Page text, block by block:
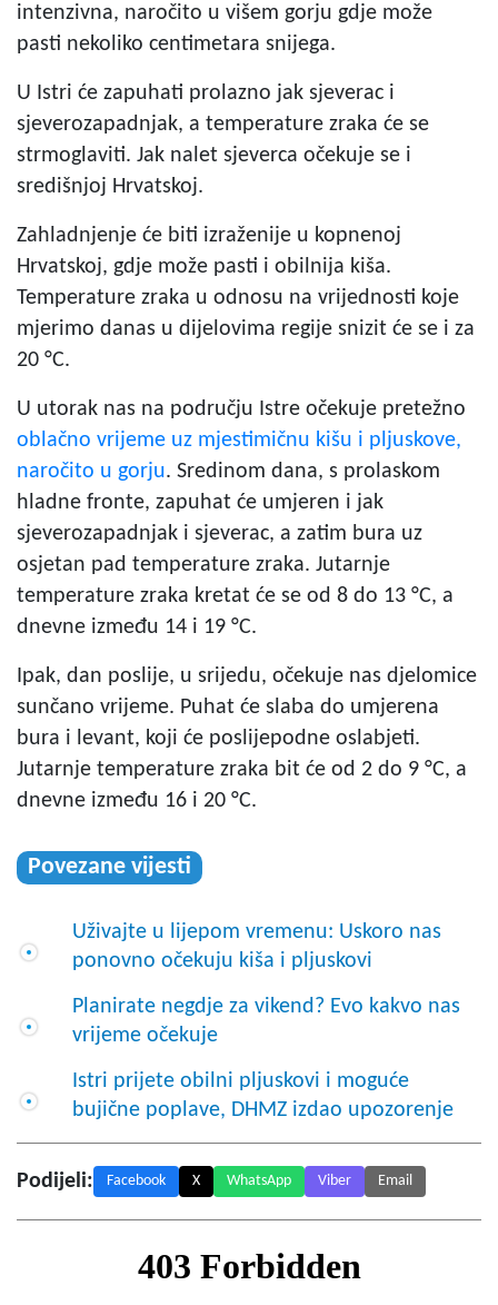
intenzivna, naročito u višem gorju gdje može
pasti nekoliko centimetara snijega.
U Istri će zapuhati prolazno jak sjeverac i
sjeverozapadnjak, a temperature zraka će se
strmoglaviti. Jak nalet sjeverca očekuje se i
središnjoj Hrvatskoj.
Zahladnjenje će biti izraženije u kopnenoj
Hrvatskoj, gdje može pasti i obilnija kiša.
Temperature zraka u odnosu na vrijednosti koje
mjerimo danas u dijelovima regije snizit će se i za
20 °C.
U utorak nas na području Istre očekuje pretežno
oblačno vrijeme uz mjestimičnu kišu i pljuskove,
naročito u gorju. Sredinom dana, s prolaskom
hladne fronte, zapuhat će umjeren i jak
sjeverozapadnjak i sjeverac, a zatim bura uz
osjetan pad temperature zraka. Jutarnje
temperature zraka kretat će se od 8 do 13 °C, a
dnevne između 14 i 19 °C.
Ipak, dan poslije, u srijedu, očekuje nas djelomice
sunčano vrijeme. Puhat će slaba do umjerena
bura i levant, koji će poslijepodne oslabjeti.
Jutarnje temperature zraka bit će od 2 do 9 °C, a
dnevne između 16 i 20 °C.
Povezane vijesti
Uživajte u lijepom vremenu: Uskoro nas
ponovno očekuju kiša i pljuskovi
Planirate negdje za vikend? Evo kakvo nas
vrijeme očekuje
Istri prijete obilni pljuskovi i moguće
bujične poplave, DHMZ izdao upozorenje
Podijeli: Facebook X WhatsApp Viber Email